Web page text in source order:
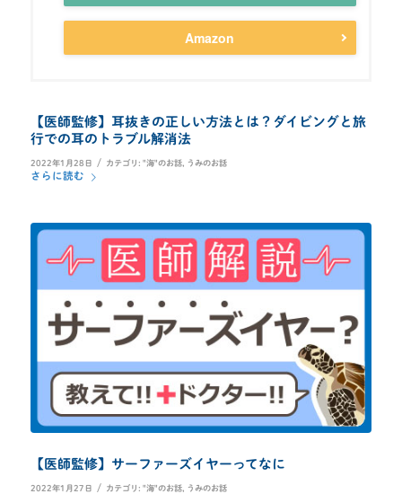
Amazon
【医師監修】耳抜きの正しい方法とは？ダイビングと旅
行での耳のトラブル解消法
2022年1月28日 / カテゴリ: "海"のお話, うみのお話
さらに読む
【医師監修】サーファーズイヤーってなに
2022年1月27日 / カテゴリ: "海"のお話, うみのお話